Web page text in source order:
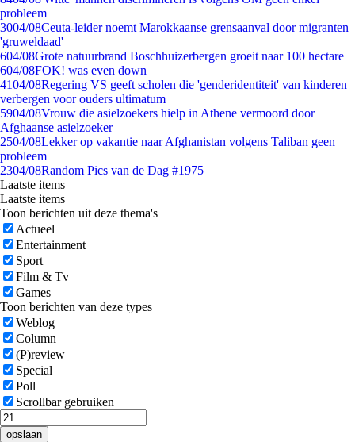
probleem
3004/08Ceuta-leider noemt Marokkaanse grensaanval door migranten
'gruweldaad'
604/08Grote natuurbrand Boschhuizerbergen groeit naar 100 hectare
604/08FOK! was even down
4104/08Regering VS geeft scholen die 'genderidentiteit' van kinderen
verbergen voor ouders ultimatum
5904/08Vrouw die asielzoekers hielp in Athene vermoord door
Afghaanse asielzoeker
2504/08Lekker op vakantie naar Afghanistan volgens Taliban geen
probleem
2304/08Random Pics van de Dag #1975
Laatste items
Laatste items
Toon berichten uit deze thema's
Actueel
Entertainment
Sport
Film & Tv
Games
Toon berichten van deze types
Weblog
Column
(P)review
Special
Poll
Scrollbar gebruiken
opslaan